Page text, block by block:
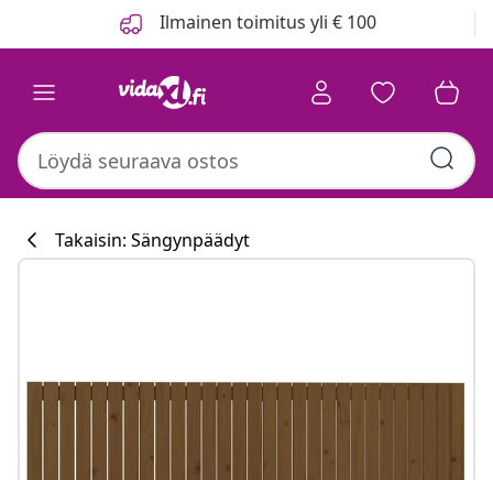
Ilmainen toimitus yli € 100
#sharemevidaxl
Takaisin: Sängynpäädyt